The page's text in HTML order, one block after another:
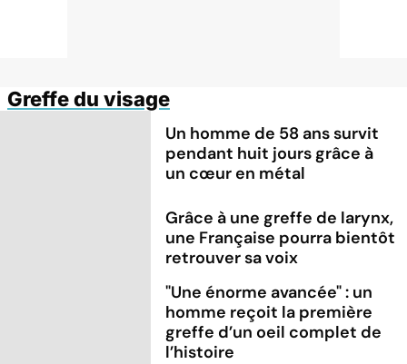
Greffe du visage
Un homme de 58 ans survit
pendant huit jours grâce à
un cœur en métal
Grâce à une greffe de larynx,
une Française pourra bientôt
retrouver sa voix
"Une énorme avancée" : un
homme reçoit la première
greffe d’un oeil complet de
l’histoire